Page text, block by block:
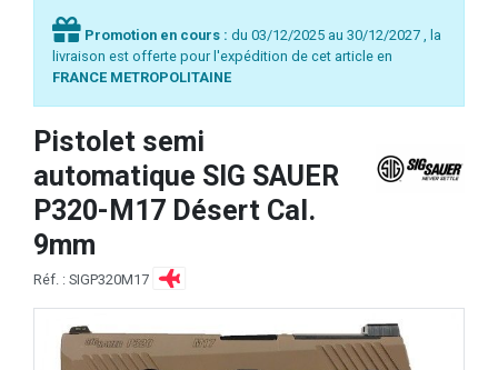
Promotion en cours : du 03/12/2025 au 30/12/2027 , la
livraison est offerte pour l'expédition de cet article en
FRANCE METROPOLITAINE
Pistolet semi
automatique SIG SAUER
P320-M17 Désert Cal.
9mm
Réf. : SIGP320M17